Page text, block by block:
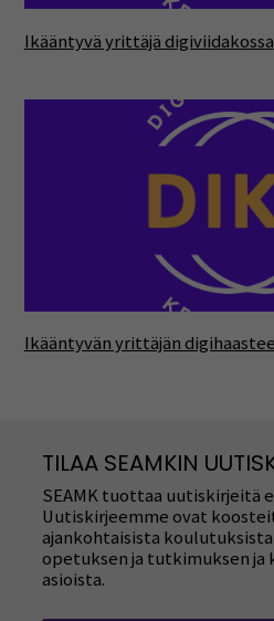
Ikääntyvä yrittäjä digiviidakossa
Ikääntyvän yrittäjän
TILAA SEAMKIN
SEAMK tuottaa uutiskirjeitä
Uutiskirjeemme ovat
ajankohtaisista
opetuksen ja tutkimuksen ja
asioista.